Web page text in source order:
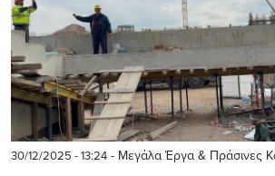
30/12/2025 - 13:24 - Μεγάλα Έργα & Πράσινες